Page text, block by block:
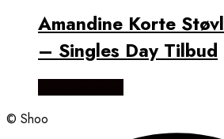
Amandine Korte
– Singles Day Tilbud
© Shoo